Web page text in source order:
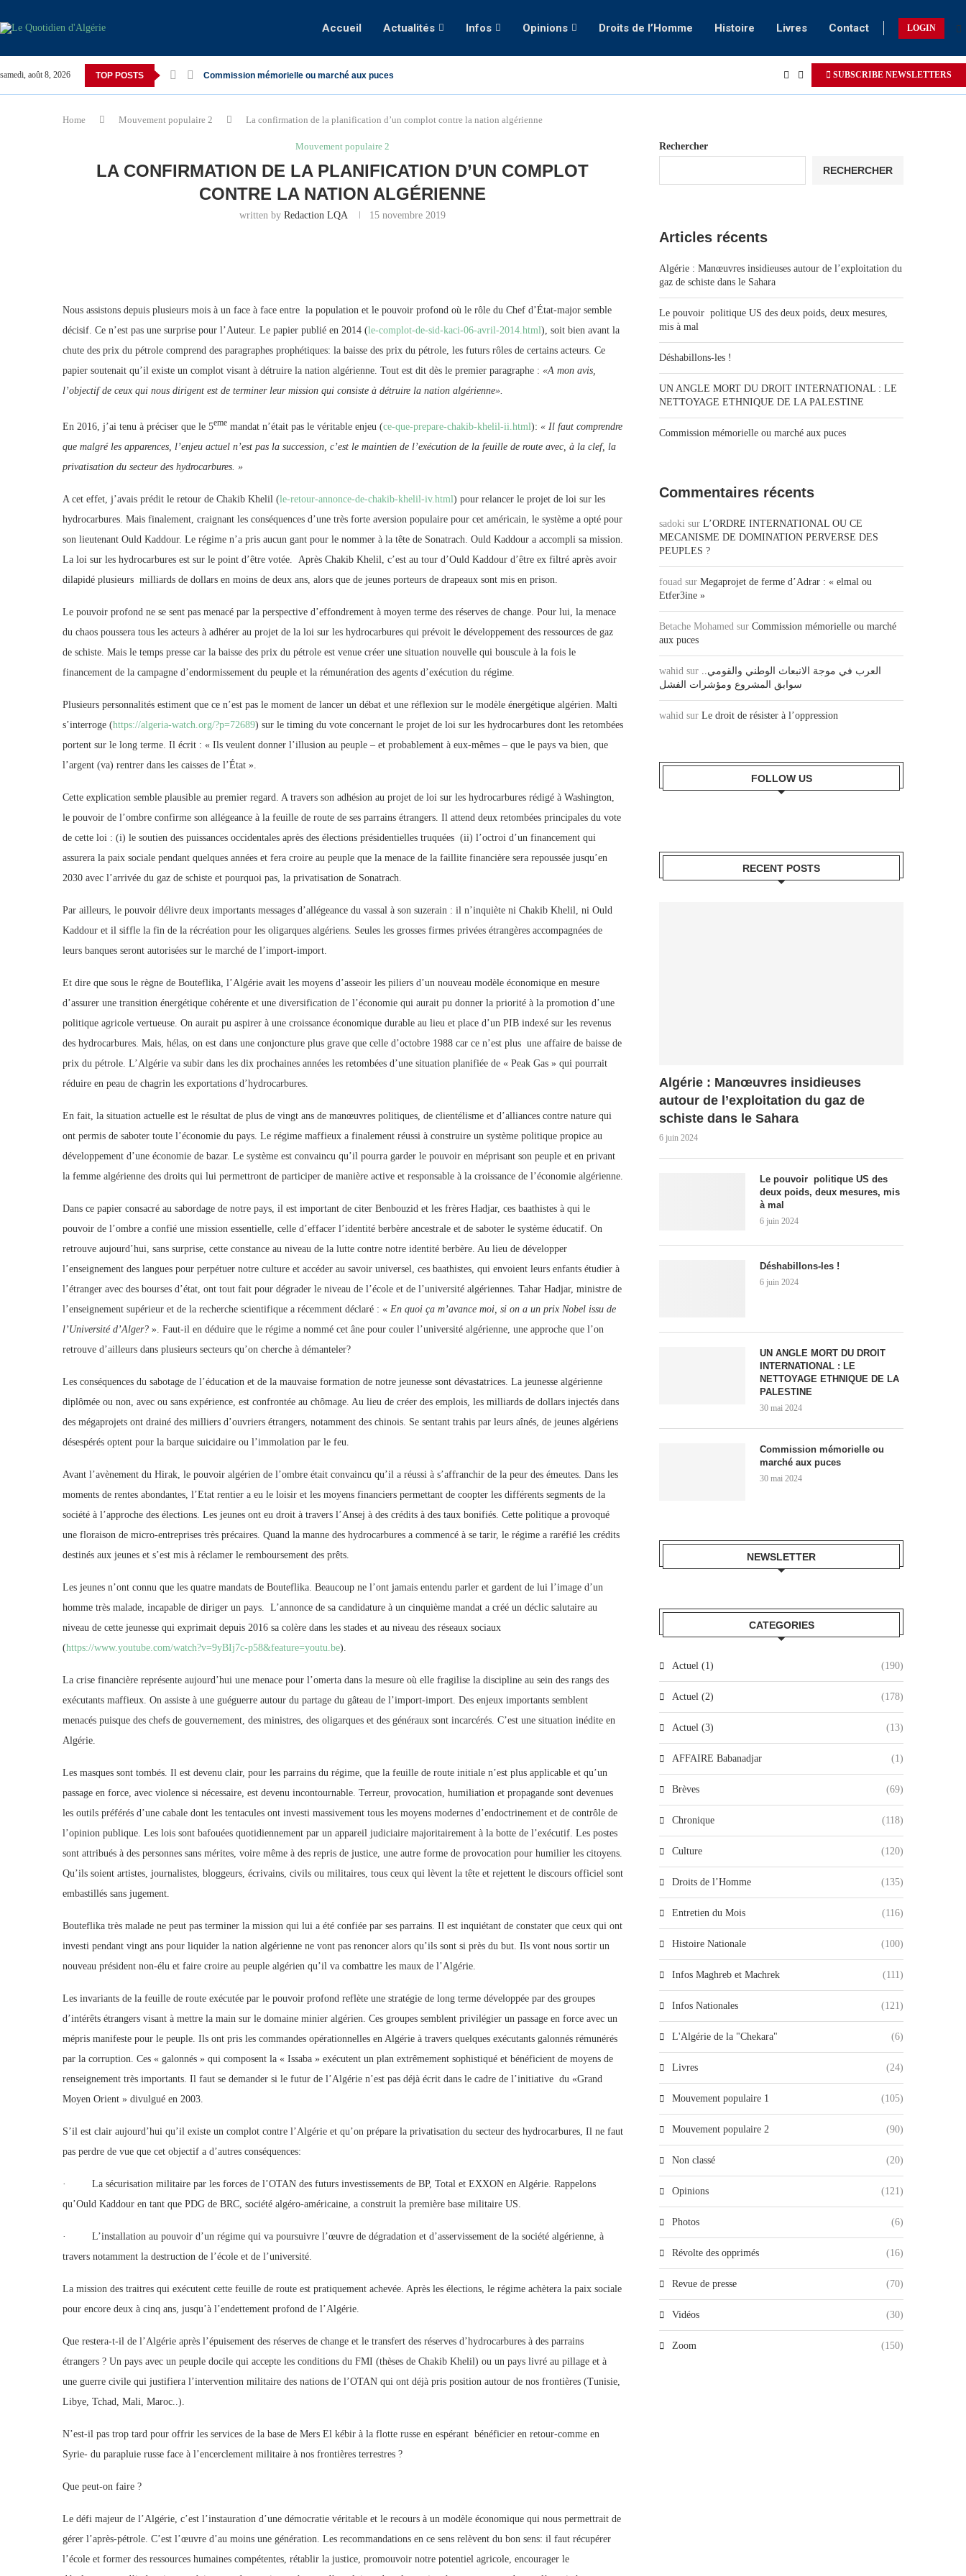
Accueil Actualités Infos Opinions Droits de l’Homme Histoire Livres Contact LOGIN
samedi, août 8, 2026 TOP POSTS Commission mémorielle ou marché aux puces SUBSCRIBE NEWSLETTERS
Home Mouvement populaire 2 La confirmation de la planification d’un complot contre la nation algérienne
Mouvement populaire 2
LA CONFIRMATION DE LA PLANIFICATION D’UN COMPLOT
CONTRE LA NATION ALGÉRIENNE
written byRedaction LQA 15 novembre 2019
Nous assistons depuis plusieurs mois à un face à face entre la population et le pouvoir profond où le rôle du Chef d’État-major semble
décisif. Ce n’est pas une surprise pour l’Auteur. Le papier publié en 2014 (le-complot-de-sid-kaci-06-avril-2014.html), soit bien avant la
chute des prix du pétrole comprend des paragraphes prophétiques: la baisse des prix du pétrole, les futurs rôles de certains acteurs. Ce
papier soutenait qu’il existe un complot visant à détruire la nation algérienne. Tout est dit dès le premier paragraphe : «A mon avis,
l’objectif de ceux qui nous dirigent est de terminer leur mission qui consiste à détruire la nation algérienne».
En 2016, j’ai tenu à préciser que le 5eme mandat n’était pas le véritable enjeu (ce-que-prepare-chakib-khelil-ii.html): « Il faut comprendre
que malgré les apparences, l’enjeu actuel n’est pas la succession, c’est le maintien de l’exécution de la feuille de route avec, à la clef, la
privatisation du secteur des hydrocarbures. »
A cet effet, j’avais prédit le retour de Chakib Khelil (le-retour-annonce-de-chakib-khelil-iv.html) pour relancer le projet de loi sur les
hydrocarbures. Mais finalement, craignant les conséquences d’une très forte aversion populaire pour cet américain, le système a opté pour
son lieutenant Ould Kaddour. Le régime n’a pris aucun gant pour le nommer à la tête de Sonatrach. Ould Kaddour a accompli sa mission.
La loi sur les hydrocarbures est sur le point d’être votée. Après Chakib Khelil, c’est au tour d’Ould Kaddour d’être ex filtré après avoir
dilapidé plusieurs milliards de dollars en moins de deux ans, alors que de jeunes porteurs de drapeaux sont mis en prison.
Le pouvoir profond ne se sent pas menacé par la perspective d’effondrement à moyen terme des réserves de change. Pour lui, la menace
du chaos poussera tous les acteurs à adhérer au projet de la loi sur les hydrocarbures qui prévoit le développement des ressources de gaz
de schiste. Mais le temps presse car la baisse des prix du pétrole est venue créer une situation nouvelle qui bouscule à la fois le
financement de la campagne d’endormissement du peuple et la rémunération des agents d’exécution du régime.
Plusieurs personnalités estiment que ce n’est pas le moment de lancer un débat et une réflexion sur le modèle énergétique algérien. Malti
s’interroge (https://algeria-watch.org/?p=72689) sur le timing du vote concernant le projet de loi sur les hydrocarbures dont les retombées
portent sur le long terme. Il écrit : « Ils veulent donner l’illusion au peuple – et probablement à eux-mêmes – que le pays va bien, que
l’argent (va) rentrer dans les caisses de l’État ».
Cette explication semble plausible au premier regard. A travers son adhésion au projet de loi sur les hydrocarbures rédigé à Washington,
le pouvoir de l’ombre confirme son allégeance à la feuille de route de ses parrains étrangers. Il attend deux retombées principales du vote
de cette loi : (i) le soutien des puissances occidentales après des élections présidentielles truquées (ii) l’octroi d’un financement qui
assurera la paix sociale pendant quelques années et fera croire au peuple que la menace de la faillite financière sera repoussée jusqu’en
2030 avec l’arrivée du gaz de schiste et pourquoi pas, la privatisation de Sonatrach.
Par ailleurs, le pouvoir délivre deux importants messages d’allégeance du vassal à son suzerain : il n’inquiète ni Chakib Khelil, ni Ould
Kaddour et il siffle la fin de la récréation pour les oligarques algériens. Seules les grosses firmes privées étrangères accompagnées de
leurs banques seront autorisées sur le marché de l’import-import.
Et dire que sous le règne de Bouteflika, l’Algérie avait les moyens d’asseoir les piliers d’un nouveau modèle économique en mesure
d’assurer une transition énergétique cohérente et une diversification de l’économie qui aurait pu donner la priorité à la promotion d’une
politique agricole vertueuse. On aurait pu aspirer à une croissance économique durable au lieu et place d’un PIB indexé sur les revenus
des hydrocarbures. Mais, hélas, on est dans une conjoncture plus grave que celle d’octobre 1988 car ce n’est plus une affaire de baisse de
prix du pétrole. L’Algérie va subir dans les dix prochaines années les retombées d’une situation planifiée de « Peak Gas » qui pourrait
réduire en peau de chagrin les exportations d’hydrocarbures.
En fait, la situation actuelle est le résultat de plus de vingt ans de manœuvres politiques, de clientélisme et d’alliances contre nature qui
ont permis de saboter toute l’économie du pays. Le régime maffieux a finalement réussi à construire un système politique propice au
développement d’une économie de bazar. Le système est convaincu qu’il pourra garder le pouvoir en méprisant son peuple et en privant
la femme algérienne des droits qui lui permettront de participer de manière active et responsable à la croissance de l’économie algérienne.
Dans ce papier consacré au sabordage de notre pays, il est important de citer Benbouzid et les frères Hadjar, ces baathistes à qui le
pouvoir de l’ombre a confié une mission essentielle, celle d’effacer l’identité berbère ancestrale et de saboter le système éducatif. On
retrouve aujourd’hui, sans surprise, cette constance au niveau de la lutte contre notre identité berbère. Au lieu de développer
l’enseignement des langues pour perpétuer notre culture et accéder au savoir universel, ces baathistes, qui envoient leurs enfants étudier à
l’étranger avec des bourses d’état, ont tout fait pour dégrader le niveau de l’école et de l’université algériennes. Tahar Hadjar, ministre de
l’enseignement supérieur et de la recherche scientifique a récemment déclaré : « En quoi ça m’avance moi, si on a un prix Nobel issu de
l’Université d’Alger? ». Faut-il en déduire que le régime a nommé cet âne pour couler l’université algérienne, une approche que l’on
retrouve d’ailleurs dans plusieurs secteurs qu’on cherche à démanteler?
Les conséquences du sabotage de l’éducation et de la mauvaise formation de notre jeunesse sont dévastatrices. La jeunesse algérienne
diplômée ou non, avec ou sans expérience, est confrontée au chômage. Au lieu de créer des emplois, les milliards de dollars injectés dans
des mégaprojets ont drainé des milliers d’ouvriers étrangers, notamment des chinois. Se sentant trahis par leurs aînés, de jeunes algériens
désespérés optent pour la barque suicidaire ou l’immolation par le feu.
Avant l’avènement du Hirak, le pouvoir algérien de l’ombre était convaincu qu’il a réussi à s’affranchir de la peur des émeutes. Dans les
moments de rentes abondantes, l’Etat rentier a eu le loisir et les moyens financiers permettant de coopter les différents segments de la
société à l’approche des élections. Les jeunes ont eu droit à travers l’Ansej à des crédits à des taux bonifiés. Cette politique a provoqué
une floraison de micro-entreprises très précaires. Quand la manne des hydrocarbures a commencé à se tarir, le régime a raréfié les crédits
destinés aux jeunes et s’est mis à réclamer le remboursement des prêts.
Les jeunes n’ont connu que les quatre mandats de Bouteflika. Beaucoup ne l’ont jamais entendu parler et gardent de lui l’image d’un
homme très malade, incapable de diriger un pays. L’annonce de sa candidature à un cinquième mandat a créé un déclic salutaire au
niveau de cette jeunesse qui exprimait depuis 2016 sa colère dans les stades et au niveau des réseaux sociaux
(https://www.youtube.com/watch?v=9yBIj7c-p58&feature=youtu.be).
La crise financière représente aujourd’hui une menace pour l’omerta dans la mesure où elle fragilise la discipline au sein des rangs des
exécutants maffieux. On assiste à une guéguerre autour du partage du gâteau de l’import-import. Des enjeux importants semblent
menacés puisque des chefs de gouvernement, des ministres, des oligarques et des généraux sont incarcérés. C’est une situation inédite en
Algérie.
Les masques sont tombés. Il est devenu clair, pour les parrains du régime, que la feuille de route initiale n’est plus applicable et qu’un
passage en force, avec violence si nécessaire, est devenu incontournable. Terreur, provocation, humiliation et propagande sont devenues
les outils préférés d’une cabale dont les tentacules ont investi massivement tous les moyens modernes d’endoctrinement et de contrôle de
l’opinion publique. Les lois sont bafouées quotidiennement par un appareil judiciaire majoritairement à la botte de l’exécutif. Les postes
sont attribués à des personnes sans mérites, voire même à des repris de justice, une autre forme de provocation pour humilier les citoyens.
Qu’ils soient artistes, journalistes, bloggeurs, écrivains, civils ou militaires, tous ceux qui lèvent la tête et rejettent le discours officiel sont
embastillés sans jugement.
Bouteflika très malade ne peut pas terminer la mission qui lui a été confiée par ses parrains. Il est inquiétant de constater que ceux qui ont
investi pendant vingt ans pour liquider la nation algérienne ne vont pas renoncer alors qu’ils sont si près du but. Ils vont nous sortir un
nouveau président non-élu et faire croire au peuple algérien qu’il va combattre les maux de l’Algérie.
Les invariants de la feuille de route exécutée par le pouvoir profond reflète une stratégie de long terme développée par des groupes
d’intérêts étrangers visant à mettre la main sur le domaine minier algérien. Ces groupes semblent privilégier un passage en force avec un
mépris manifeste pour le peuple. Ils ont pris les commandes opérationnelles en Algérie à travers quelques exécutants galonnés rémunérés
par la corruption. Ces « galonnés » qui composent la « Issaba » exécutent un plan extrêmement sophistiqué et bénéficient de moyens de
renseignement très importants. Il faut se demander si le futur de l’Algérie n’est pas déjà écrit dans le cadre de l’initiative du «Grand
Moyen Orient » divulgué en 2003.
S’il est clair aujourd’hui qu’il existe un complot contre l’Algérie et qu’on prépare la privatisation du secteur des hydrocarbures, Il ne faut
pas perdre de vue que cet objectif a d’autres conséquences:
· La sécurisation militaire par les forces de l’OTAN des futurs investissements de BP, Total et EXXON en Algérie. Rappelons
qu’Ould Kaddour en tant que PDG de BRC, société algéro-américaine, a construit la première base militaire US.
· L’installation au pouvoir d’un régime qui va poursuivre l’œuvre de dégradation et d’asservissement de la société algérienne, à
travers notamment la destruction de l’école et de l’université.
La mission des traitres qui exécutent cette feuille de route est pratiquement achevée. Après les élections, le régime achètera la paix sociale
pour encore deux à cinq ans, jusqu’à l’endettement profond de l’Algérie.
Que restera-t-il de l’Algérie après l’épuisement des réserves de change et le transfert des réserves d’hydrocarbures à des parrains
étrangers ? Un pays avec un peuple docile qui accepte les conditions du FMI (thèses de Chakib Khelil) ou un pays livré au pillage et à
une guerre civile qui justifiera l’intervention militaire des nations de l’OTAN qui ont déjà pris position autour de nos frontières (Tunisie,
Libye, Tchad, Mali, Maroc..).
N’est-il pas trop tard pour offrir les services de la base de Mers El kébir à la flotte russe en espérant bénéficier en retour-comme en
Syrie- du parapluie russe face à l’encerclement militaire à nos frontières terrestres ?
Que peut-on faire ?
Le défi majeur de l’Algérie, c’est l’instauration d’une démocratie véritable et le recours à un modèle économique qui nous permettrait de
gérer l’après-pétrole. C’est l’œuvre d’au moins une génération. Les recommandations en ce sens relèvent du bon sens: il faut récupérer
l’école et former des ressources humaines compétentes, rétablir la justice, promouvoir notre potentiel agricole, encourager le
Rechercher
RECHERCHER
Articles récents
Algérie : Manœuvres insidieuses autour de l’exploitation du
gaz de schiste dans le Sahara
Le pouvoir politique US des deux poids, deux mesures,
mis à mal
Déshabillons-les !
UN ANGLE MORT DU DROIT INTERNATIONAL : LE
NETTOYAGE ETHNIQUE DE LA PALESTINE
Commission mémorielle ou marché aux puces
Commentaires récents
sadoki sur L’ORDRE INTERNATIONAL OU CE
MECANISME DE DOMINATION PERVERSE DES
PEUPLES ?
fouad sur Megaprojet de ferme d’Adrar : « elmal ou
Etfer3ine »
Betache Mohamed sur Commission mémorielle ou marché
aux puces
wahid sur العرب في موجة الانبعاث الوطني والقومي..
سوابق المشروع ومؤشرات الفشل
wahid sur Le droit de résister à l’oppression
FOLLOW US
RECENT POSTS
Algérie : Manœuvres insidieuses
autour de l’exploitation du gaz de
schiste dans le Sahara
6 juin 2024
Le pouvoir politique US des
deux poids, deux mesures, mis
à mal
6 juin 2024
Déshabillons-les !
6 juin 2024
UN ANGLE MORT DU DROIT
INTERNATIONAL : LE
NETTOYAGE ETHNIQUE DE LA
PALESTINE
30 mai 2024
Commission mémorielle ou
marché aux puces
30 mai 2024
NEWSLETTER
CATEGORIES
Actuel (1) (190)
Actuel (2) (178)
Actuel (3) (13)
AFFAIRE Babanadjar (1)
Brèves (69)
Chronique (118)
Culture (120)
Droits de l’Homme (135)
Entretien du Mois (116)
Histoire Nationale (100)
Infos Maghreb et Machrek (111)
Infos Nationales (121)
L'Algérie de la "Chekara" (6)
Livres (24)
Mouvement populaire 1 (105)
Mouvement populaire 2 (90)
Non classé (20)
Opinions (121)
Photos (6)
Révolte des opprimés (16)
Revue de presse (70)
Vidéos (30)
Zoom (150)